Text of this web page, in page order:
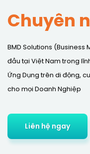
Chuyên
BMD Solutions
đầu tại Việt Nam trong
Ứng Dụng trên di động,
cho mọi Doanh Nghiệp
Liên hệ ngay